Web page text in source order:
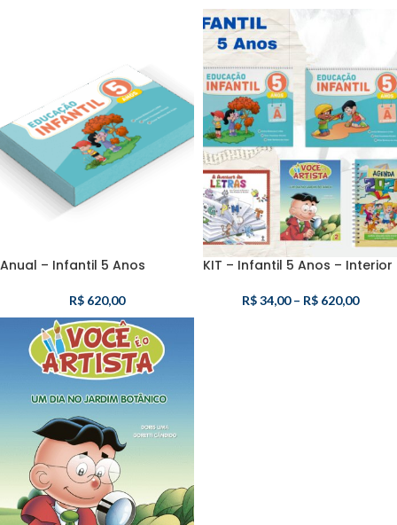
Anual – Infantil 5 Anos
R$ 620,00
KIT – Infantil 5 Anos – Interior
R$34,00 – R$620,00